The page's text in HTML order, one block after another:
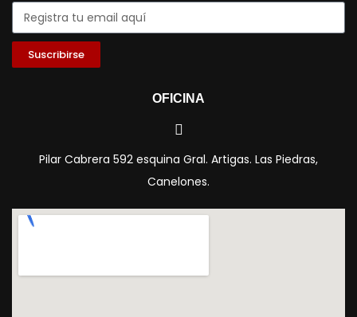
Suscribirse
OFICINA
Pilar Cabrera 592 esquina Gral. Artigas. Las Piedras,
Canelones.